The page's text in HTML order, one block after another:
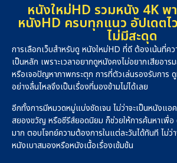
หนังใหม่HD รวมหนัง 4K พ
หนังHD ครบทุกแนว อัปเดตไ
ไม่มีสะดุด
การเลือกเว็บสำหรับดู หนังใหม่HD ที่ดี ต้องเน้นที่คว
เป็นหลัก เพราะเวลาอยากดูหนังคงไม่อยากเสียอา
หรือเจอปัญหาภาพกระตุก การที่ตัวเล่นรองรับการ
อย่างลื่นไหลจึงเป็นเรื่องที่มองข้ามไม่ได้เลย
อีกทั้งการมีหมวดหมู่แบ่งชัดเจน ไม่ว่าจะเป็นหนังแ
สยองขวัญ หรือซีรีส์ยอดนิยม ก็ช่วยให้การค้นหาเพื่อ
มาก ตอบโจทย์ความต้องการในแต่ละวันได้ทันที ไม่ว่
หนังเบาสมองหรือหนังเนื้อเรื่องเข้มข้น